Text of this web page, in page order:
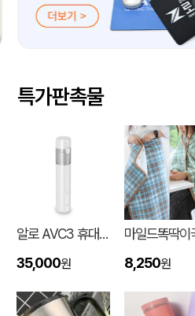
특가판촉물
알로 AVC3 휴대용 3in1 에어건 핸디 차량용 무선청소기
35,000원
8,250원